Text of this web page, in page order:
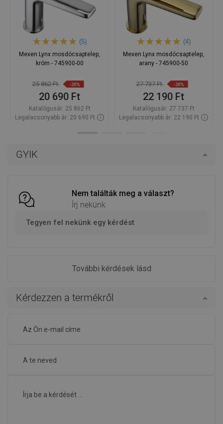
GYIK
Nem találták meg a választ?
Írj nekünk
Tegyen fel nekünk egy kérdést
További kérdések lásd
Kérdezzen a termékről
(5)
Mexen Lynx mosdócsaptelep,
króm - 745900-00
25 862 Ft -20%
20 690 Ft
Katalógusár: 25 862 Ft
Legalacsonyabb ár: 20 690 Ft
(4)
Mexen Lynx mosdócsaptelep,
arany - 745900-50
27 737 Ft -20%
22 190 Ft
Katalógusár: 27 737 Ft
Legalacsonyabb ár: 22 190 Ft